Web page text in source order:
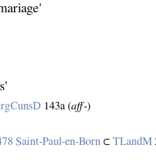
143a (aff‑)
Saint‑Paul‑en‑Born ⊂TLandM